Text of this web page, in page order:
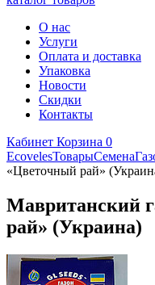
О нас
Услуги
Оплата и доставка
Упаковка
Новости
Скидки
Контакты
Кабинет Корзина 0
EcovelesТоварыСемена
«Цветочный рай»
Мавританский
рай» (Украина)